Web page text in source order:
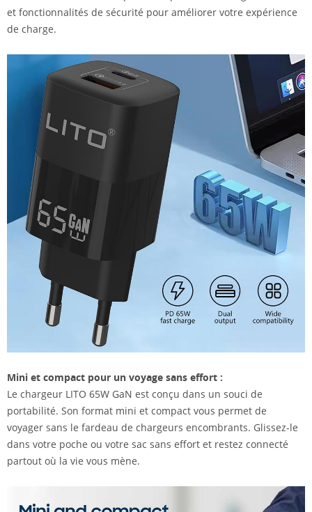
et fonctionnalités de sécurité pour améliorer votre expérience
de charge.
Mini et compact pour un voyage sans effort :
Le chargeur LITO 65W GaN est conçu dans un souci de
portabilité. Son format mini et compact vous permet de
voyager sans le fardeau de chargeurs encombrants. Glissez-le
dans votre poche ou votre sac sans effort et restez connecté
partout où la vie vous mène.